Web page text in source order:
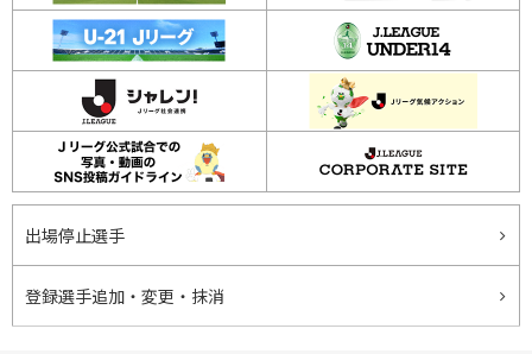
出場停止選手
登録選手追加・変更・抹消